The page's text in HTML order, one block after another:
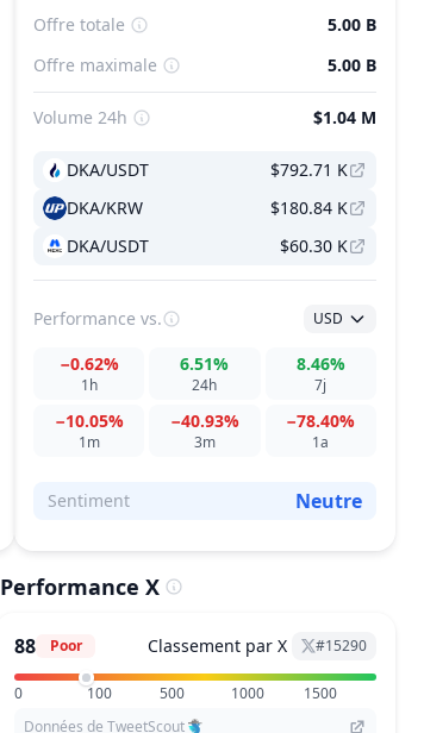
Offre totale
5.00 B
Offre maximale
5.00 B
Volume 24h $1.04 M
DKA/USDT
$792.71 K
DKA/KRW
$180.84 K
DKA/USDT
$60.30 K
Performance vs. USD
1h
−0.62%
24h
6.51%
7j
8.46%
1m
−10.05%
3m
−40.93%
1a
−78.40%
Sentiment Neutre
Performance X
88 Poor Classement par X #15290
0 100 500 1000
1500
Données de TweetScout